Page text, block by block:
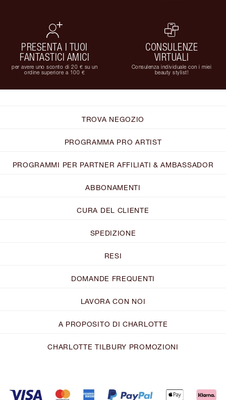
PRESENTA I TUOI
FANTASTICI AMICI
per avere uno sconto di 20 € su un
ordine superiore a 100 €
CONSULENZE
VIRTUALI
Consulenza individuale con i miei
beauty stylist!
TROVA NEGOZIO
PROGRAMMA PRO ARTIST
PROGRAMMI PER PARTNER AFFILIATI & AMBASSADOR
ABBONAMENTI
CURA DEL CLIENTE
SPEDIZIONE
RESI
DOMANDE FREQUENTI
LAVORA CON NOI
A PROPOSITO DI CHARLOTTE
CHARLOTTE TILBURY PROMOZIONI